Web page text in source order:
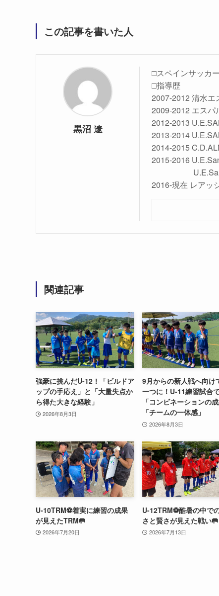
この記事を書いた人
黒沼 遼
□スペインサッカ
□指導歴
2007-2012 清水エ
2009-2012 エスパ
2012-2013
2013-2014
2014-2015
2015-2016
U.E.Sant
2016-現在 レアッ
関連記事
強豪に挑んだU-12！「ビルドア
ップの手応え」と「大量失点か
ら得た大きな経験」
2026年8月3日
9月からの新人戦へ向け
一つに！U-11練習試合
「コンビネーションの
「チームの一体感」
2026年8月3日
U-10TRM⚽️着実に練習の成果
が見えたTRM🥅
2026年7月20日
U-12TRM⚽️酷暑の中で
さと賢さが見えた戦い🥅
2026年7月13日